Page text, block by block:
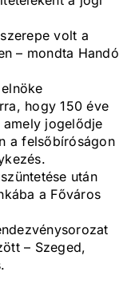
volt a
– mondta Handó
hogy 150 éve
jogelődje
a felsőbíróságon
után
a Főváros
– Szeged,